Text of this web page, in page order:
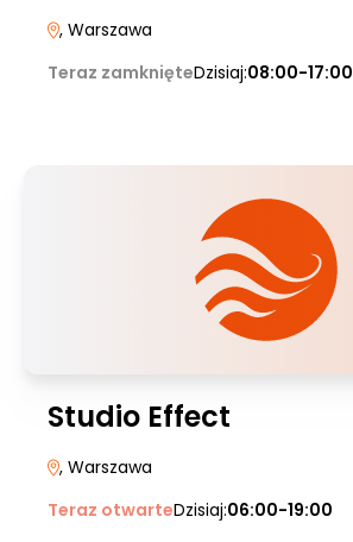
, Warszawa
Teraz zamknięteDzisiaj:08:00-17:00
Studio Effect
, Warszawa
Teraz otwarteDzisiaj:06:00-19:00